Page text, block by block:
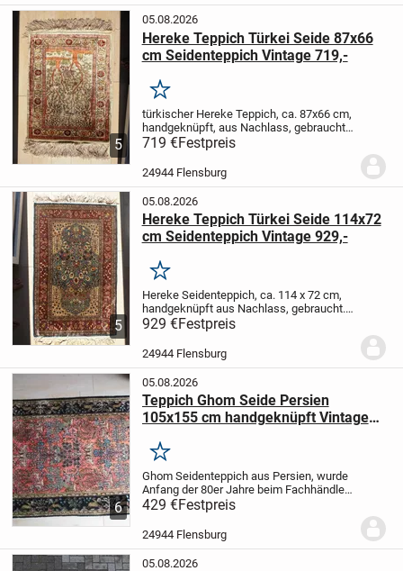
5
05.08.2026
Hereke Teppich Türkei Seide 87x66
cm Seidenteppich Vintage 719,-
Merken
türkischer Hereke Teppich, ca. 87x66 cm,
handgeknüpft, aus Nachlass, gebraucht,
dekorativDer Teppich wurde in den 80er
Jahren beim Fachhändler gekauft.
719 €Festpreis
24944 Flensburg
5
05.08.2026
Hereke Teppich Türkei Seide 114x72
cm Seidenteppich Vintage 929,-
Merken
Hereke Seidenteppich, ca. 114 x 72 cm,
handgeknüpft aus Nachlass, gebraucht.
Der Teppich wurde Anfang der 80er
Jahren in Istanbul gekauft .
929 €Festpreis
24944 Flensburg
6
05.08.2026
Teppich Ghom Seide Persien
105x155 cm handgeknüpft Vintage
Merken
Ghom Seidenteppich aus Persien, wurde
Anfang der 80er Jahre beim Fachhändler
in Bremen für 5500 DM gekauft. Da er an
den Rändern repariert werden muss,
bieten wir ihn für nur 429,- an.
429 €Festpreis
24944 Flensburg
05.08.2026